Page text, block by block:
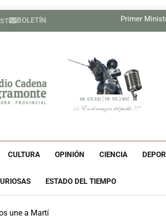
BOLETÍN
Primer
Nuevas medidas de Estados
Nuevas medidas de Estados
Relatores de la ONU exigen a
Cadena
CULTURA OPINIÓN CIENCIA
ESTADO DEL TIEMPO
une a Martí